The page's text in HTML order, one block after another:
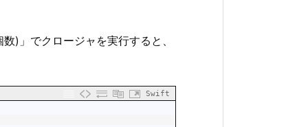
)」でクロージャを実行すると、
Swift